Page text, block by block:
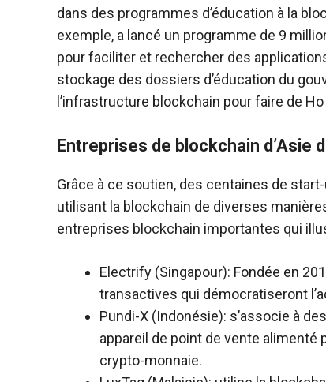
dans des programmes d’éducation à la
exemple, a lancé un programme de 9
pour faciliter et rechercher des
stockage des dossiers d’éducation du
l’infrastructure blockchain pour faire de
Entreprises de blockchain d’Asie
Grâce à ce soutien, des centaines de
utilisant la blockchain de diverses
entreprises blockchain importantes qui
Electrify (Singapour): Fondée en
transactives qui démocratiseront
Pundi-X (Indonésie): s’associe à
appareil de point de vente alimenté
crypto-monnaie.